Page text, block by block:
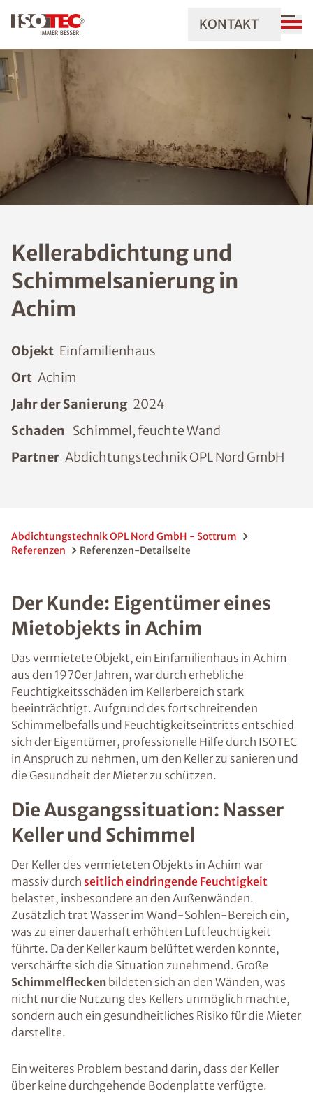
KONTAKT
Kellerabdichtung und
Schimmelsanierung in
Achim
Objekt Einfamilienhaus
Ort Achim
Jahr der Sanierung 2024
Schaden Schimmel, feuchte Wand
Partner Abdichtungstechnik OPL Nord GmbH
Abdichtungstechnik OPL Nord GmbH - Sottrum
Referenzen
Referenzen-Detailseite
Der Kunde: Eigentümer eines
Mietobjekts in Achim
Das vermietete Objekt, ein Einfamilienhaus in Achim
aus den 1970er Jahren, war durch erhebliche
Feuchtigkeitsschäden im Kellerbereich stark
beeinträchtigt. Aufgrund des fortschreitenden
Schimmelbefalls und Feuchtigkeitseintritts entschied
sich der Eigentümer, professionelle Hilfe durch ISOTEC
in Anspruch zu nehmen, um den Keller zu sanieren und
die Gesundheit der Mieter zu schützen.
Die Ausgangssituation: Nasser
Keller und Schimmel
Der Keller des vermieteten Objekts in Achim war
massiv durch seitlich eindringende Feuchtigkeit
belastet, insbesondere an den Außenwänden.
Zusätzlich trat Wasser im Wand-Sohlen-Bereich ein,
was zu einer dauerhaft erhöhten Luftfeuchtigkeit
führte. Da der Keller kaum belüftet werden konnte,
verschärfte sich die Situation zunehmend. Große
Schimmelflecken bildeten sich an den Wänden, was
nicht nur die Nutzung des Kellers unmöglich machte,
sondern auch ein gesundheitliches Risiko für die Mieter
darstellte.
Ein weiteres Problem bestand darin, dass der Keller
über keine durchgehende Bodenplatte verfügte.